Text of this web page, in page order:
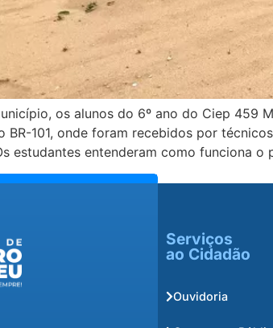
os alunos do 6º ano do Ciep 459
BR-101, onde foram recebidos por
estudantes entenderam como funciona o
Serviços
ao Cidadão
Ouvidoria